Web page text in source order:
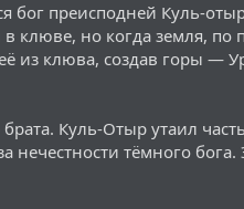
бог преисподней Куль-
клюве, но когда земля,
её из клюва, создав горы —
Куль-Отыр утаил
нечестности тёмного